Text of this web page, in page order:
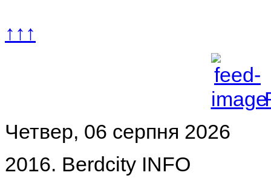
↑↑↑
Четвер, 06 серпня 2026
2016. Berdcity INFO